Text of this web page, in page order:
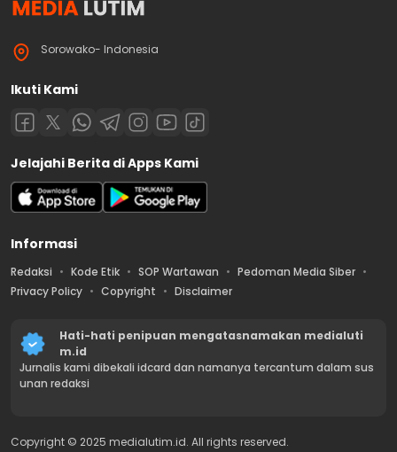
Sorowako- Indonesia
Ikuti Kami
Jelajahi Berita di Apps Kami
Informasi
Redaksi Kode Etik SOP Wartawan
Pedoman Media Siber
Privacy Policy
Copyright Disclaimer
Hati-hati penipuan mengatasnamakan medialuti
m.id
Jurnalis kami dibekali idcard dan namanya tercantum dalam sus
unan redaksi
Copyright © 2025 medialutim.id. All rights reserved.